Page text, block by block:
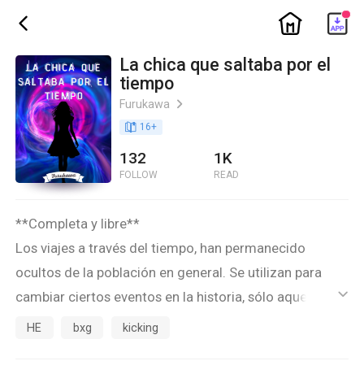
ic_back ic_home
La chica que saltaba por el
tiempo
Furukawa ic_arrow_right
book_age 16+
132
FOLLOW
1K
READ
**Completa y libre**
Los viajes a través del tiempo, han permanecido
ocultos de la población en general. Se utilizan para
cambiar ciertos eventos en la historia, sólo aquellos
que puedan traer un beneficio a la humanidad entera.
ic_default
HE bxg kicking